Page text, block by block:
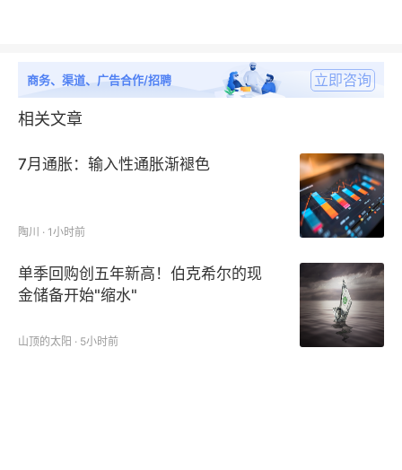
商务、渠道、广告合作/招聘 立即咨询
相关文章
7月通胀：输入性通胀渐褪色
陶川 · 1小时前
单季回购创五年新高！伯克希尔的现
金储备开始"缩水"
山顶的太阳 · 5小时前